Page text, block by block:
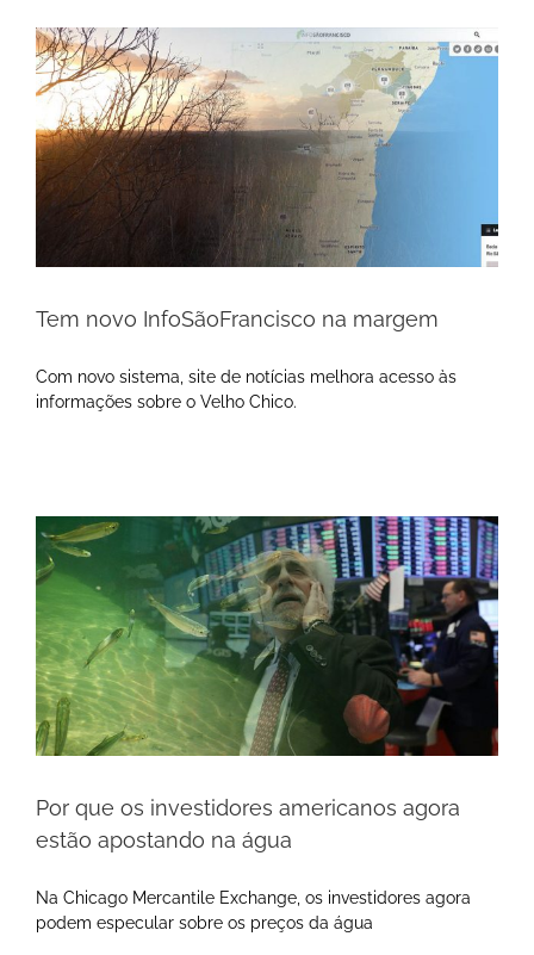
Tem novo InfoSãoFrancisco na margem
Com novo sistema, site de notícias melhora acesso às
informações sobre o Velho Chico.
Por que os investidores americanos agora
estão apostando na água
Na Chicago Mercantile Exchange, os investidores agora
podem especular sobre os preços da água